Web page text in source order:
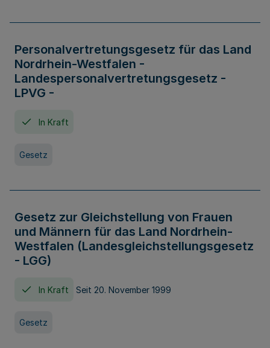
Personalvertretungsgesetz für das Land
Nordrhein-Westfalen -
Landespersonalvertretungsgesetz -
LPVG -
In Kraft
Gesetz
Gesetz zur Gleichstellung von Frauen
und Männern für das Land Nordrhein-
Westfalen (Landesgleichstellungsgesetz
- LGG)
In Kraft Seit 20. November 1999
Gesetz